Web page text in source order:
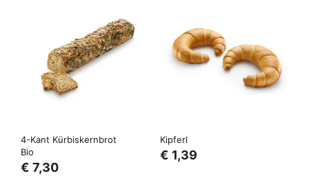
4-Kant Kürbiskernbrot
Bio
€ 7,30
Kipferl
€ 1,39